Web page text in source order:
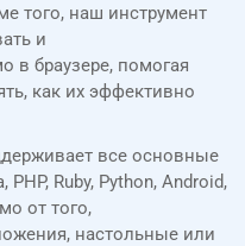
того, наш инструмент
и
в браузере, помогая
как их эффективно
все основные
Ruby, Python, Android,
от того,
настольные или